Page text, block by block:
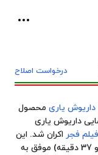
جستجو
درخواست اصلاح
داریوش یاری محصول
داریوش یاری
فجر اکران شد. این
و 37 دقیقه) موفق به